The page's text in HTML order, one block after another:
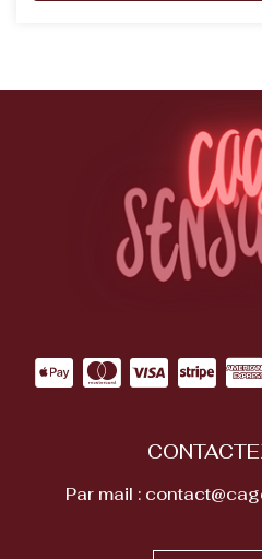
Par mail :